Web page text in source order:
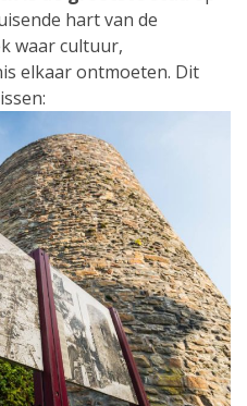
hart van de
waar cultuur,
elkaar ontmoeten. Dit